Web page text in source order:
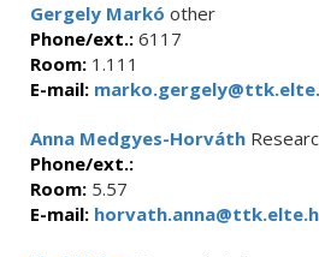
Gergely Markó other
Phone/ext.: 6117
Room: 1.111
E-mail:
Anna Medgyes-Horváth
Phone/ext.:
Room: 5.57
E-mail: